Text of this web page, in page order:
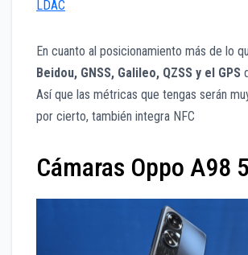
LDAC
En cuanto al posicionamiento más de lo
Beidou, GNSS, Galileo, QZSS y el GPS
Así que las métricas que tengas serán
por cierto, también integra NFC
Cámaras Oppo A98